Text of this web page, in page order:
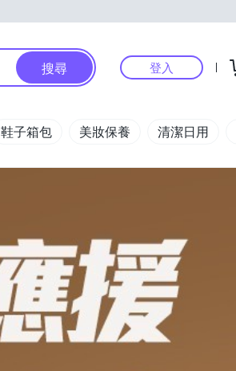
搜尋 登入
鞋子箱包 美妝保養 清潔日用